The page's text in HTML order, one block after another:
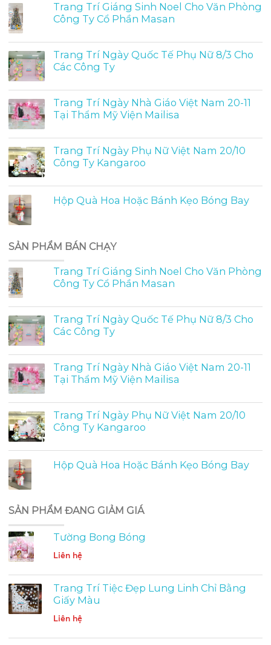
Trang Trí Giáng Sinh Noel Cho Văn Phòng
Công Ty Cổ Phần Masan
Trang Trí Ngày Quốc Tế Phụ Nữ 8/3 Cho
Các Công Ty
Trang Trí Ngày Nhà Giáo Việt Nam 20-11
Tại Thẩm Mỹ Viện Mailisa
Trang Trí Ngày Phụ Nữ Việt Nam 20/10
Công Ty Kangaroo
Hộp Quà Hoa Hoặc Bánh Kẹo Bóng Bay
SẢN PHẨM BÁN CHẠY
Trang Trí Giáng Sinh Noel Cho Văn Phòng
Công Ty Cổ Phần Masan
Trang Trí Ngày Quốc Tế Phụ Nữ 8/3 Cho
Các Công Ty
Trang Trí Ngày Nhà Giáo Việt Nam 20-11
Tại Thẩm Mỹ Viện Mailisa
Trang Trí Ngày Phụ Nữ Việt Nam 20/10
Công Ty Kangaroo
Hộp Quà Hoa Hoặc Bánh Kẹo Bóng Bay
SẢN PHẨM ĐANG GIẢM GIÁ
Tường Bong Bóng
Liên hệ
Trang Trí Tiệc Đẹp Lung Linh Chỉ Bằng
Giấy Màu
Liên hệ